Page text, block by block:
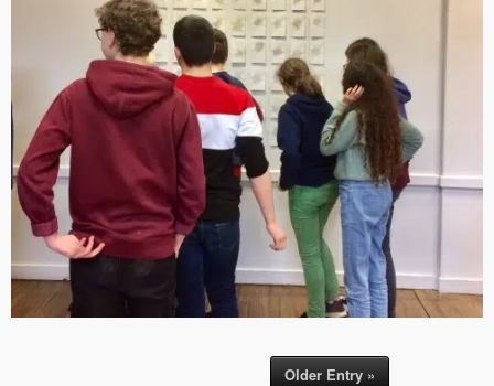
Older Entry »